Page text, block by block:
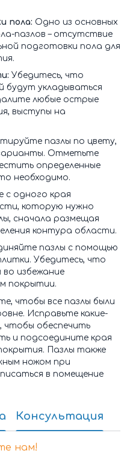
пола: Одно из основных
пазлов – отсутствие
подготовки пола для
Убедитесь, что
будут укладываться
любые острые
выступы на
пазлы по цвету,
Отметьте
определенные
необходимо.
с одного края
которую нужно
сначала размещая
контура области.
пазлы с помощью
Убедитесь, что
избежание
покрытии.
чтобы все пазлы были
Исправьте какие-
чтобы обеспечить
и подсоедините края
Пазлы также
ножом при
в помещение
Консультация
нам!